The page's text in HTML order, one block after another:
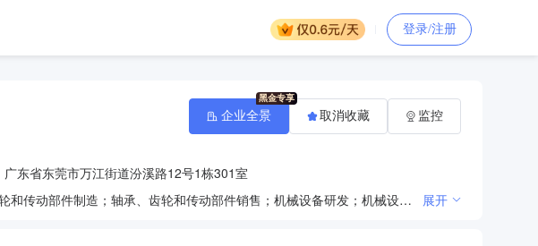
登录/注册
广东省东莞市万江街道汾溪路12号1栋301室
一般项目：齿轮及齿轮减、变速箱制造；齿轮及齿轮减、变速箱销售；轴承、齿轮和传动部件制造；轴承、齿轮和传动部件销售；机械设备研发；机械设备销售；通用设备制造（不含特种设备制造）；智能物料搬运装备销售；智能机器人的研发；物联网设备制造；纺织专用设备制造；医护人员防护用品零售；货物进出口；技术进出口。（除依法须经批准的项目外，凭营业执照依法自主开展经营活动） 展开
企业全景 取消收藏 监控